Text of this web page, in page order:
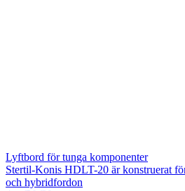
Lyftbord för tunga komponenter
Stertil-Konis HDLT-20 är konstruerat
och hybridfordon